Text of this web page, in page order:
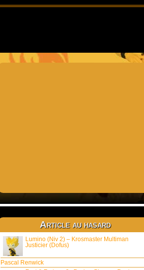
Article au hasard
Lumino (Niv 2) – Krosmaster Multiman
Justicier (Dofus)
Pascal Renwick